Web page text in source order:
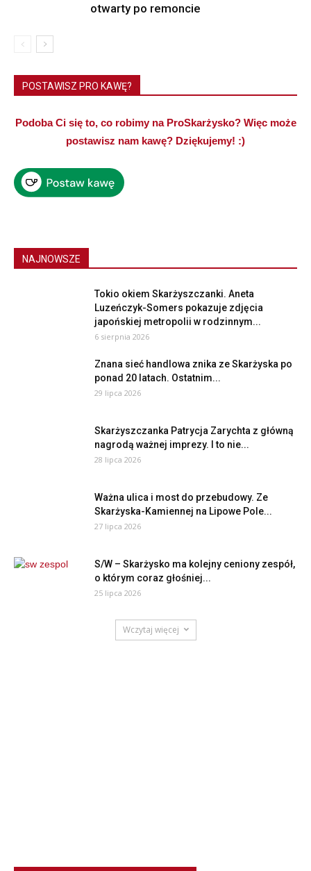
otwarty po remoncie
POSTAWISZ PRO KAWĘ?
Podoba Ci się to, co robimy na ProSkarżysko? Więc może
postawisz nam kawę? Dziękujemy! :)
NAJNOWSZE
Tokio okiem Skarżyszczanki. Aneta
Luzeńczyk-Somers pokazuje zdjęcia
japońskiej metropolii w rodzinnym...
6 sierpnia 2026
Znana sieć handlowa znika ze Skarżyska po
ponad 20 latach. Ostatnim...
29 lipca 2026
Skarżyszczanka Patrycja Zarychta z główną
nagrodą ważnej imprezy. I to nie...
28 lipca 2026
Ważna ulica i most do przebudowy. Ze
Skarżyska-Kamiennej na Lipowe Pole...
27 lipca 2026
S/W – Skarżysko ma kolejny ceniony zespół,
o którym coraz głośniej...
25 lipca 2026
Wczytaj więcej